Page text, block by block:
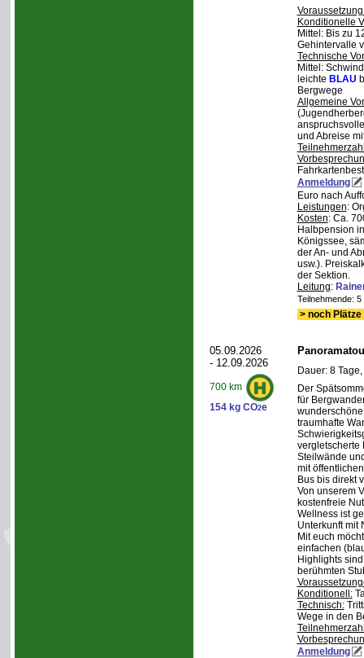
Konditionelle
Mittel: Bis zu
Gehintervalle
Technische
Mittel:
leichte BLAU
Bergwege
Allgemeine
und Abreise
Anmeldung
Euro nach
Leistungen:
Kosten: Ca.
Halbpension
Königssee,
der An- und
usw.).
der Sektion.
Leitung:
Teilnehmende:
> noch
05.09.2026
- 12.09.2026
700 km
154 kg CO2e
Dauer: 8
Der
für
traumhafte
vergletscherte
Steilwände
mit
Bus bis direkt
Von unserem
kostenfreie
Wellness ist
Unterkunft mit
Mit euch
einfachen
Highlights
berühmten
Konditionell:
Technisch:
Wege in den
Anmeldung